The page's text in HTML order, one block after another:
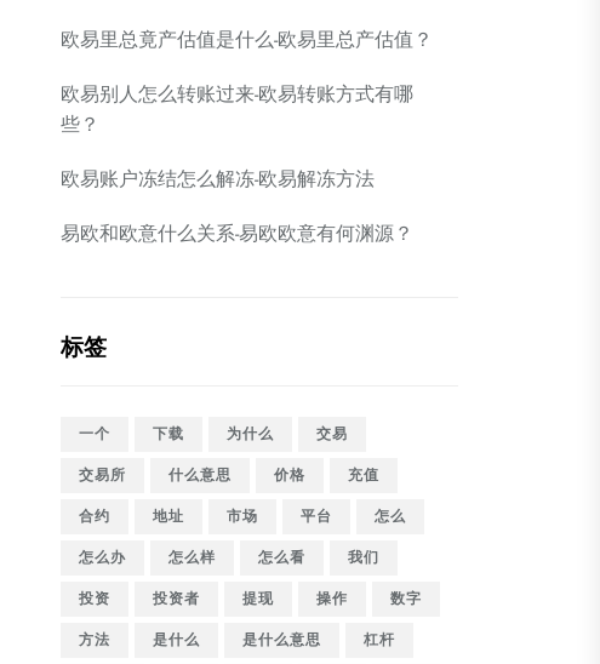
欧易里总竟产估值是什么-欧易里总产估值？
欧易别人怎么转账过来-欧易转账方式有哪
些？
欧易账户冻结怎么解冻-欧易解冻方法
易欧和欧意什么关系-易欧欧意有何渊源？
标签
一个 下载 为什么
交易
交易所
什么意思 价格
充值
合约
地址 市场 平台
怎么
怎么办
怎么样 怎么看
我们
投资
投资者 提现 操作
数字
方法
是什么 是什么意思
杠杆